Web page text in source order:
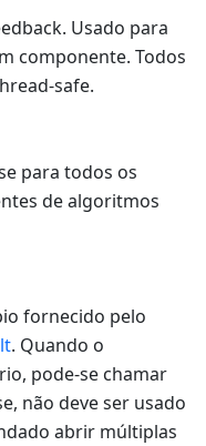
Usado para
componente. Todos
safe.
para todos os
de algoritmos
fornecido pelo
. Quando o
pode-se chamar
não deve ser usado
abrir múltiplas